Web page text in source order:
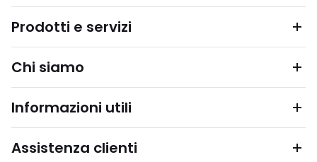
Prodotti e servizi
Chi siamo
Informazioni utili
Assistenza clienti